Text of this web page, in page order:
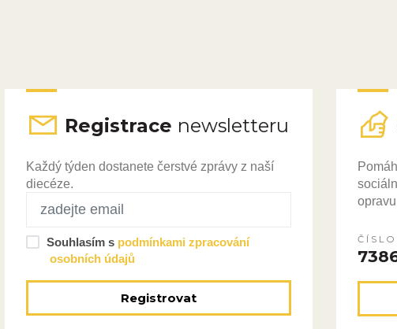
Registrace newsletteru
Každý týden dostanete čerstvé zprávy z naší
diecéze.
Souhlasím s podmínkami zpracování
osobních údajů
Registrovat